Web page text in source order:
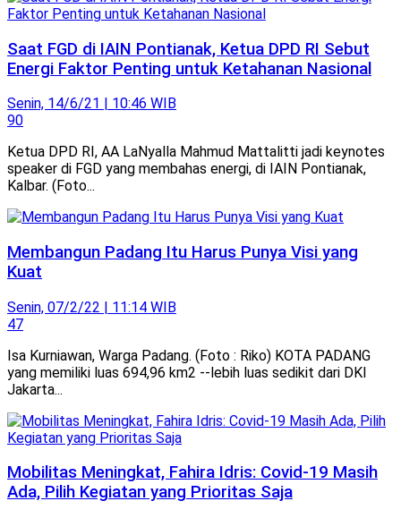
Saat FGD di IAIN Pontianak, Ketua DPD RI Sebut
Energi Faktor Penting untuk Ketahanan Nasional
Senin, 14/6/21 | 10:46 WIB
90
Ketua DPD RI, AA LaNyalla Mahmud Mattalitti jadi keynotes
speaker di FGD yang membahas energi, di IAIN Pontianak,
Kalbar. (Foto...
Membangun Padang Itu Harus Punya Visi yang
Kuat
Senin, 07/2/22 | 11:14 WIB
47
Isa Kurniawan, Warga Padang. (Foto : Riko) KOTA PADANG
yang memiliki luas 694,96 km2 --lebih luas sedikit dari DKI
Jakarta...
Mobilitas Meningkat, Fahira Idris: Covid-19 Masih
Ada, Pilih Kegiatan yang Prioritas Saja